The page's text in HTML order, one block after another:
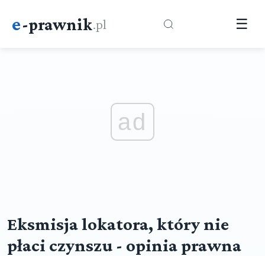
e-prawnik.pl ☰
ad
Eksmisja lokatora, który nie
płaci czynszu - opinia prawna